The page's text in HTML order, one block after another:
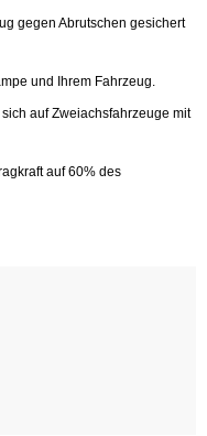
gegen Abrutschen gesichert
und Ihrem Fahrzeug.
auf Zweiachsfahrzeuge mit
auf 60% des